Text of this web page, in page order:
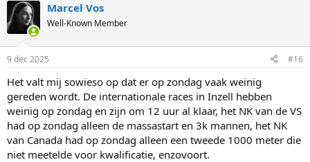
c
t
s
Marcel Vos
Well-Known Member
9 dec 2025 #16
Het valt mij sowieso op dat er op zondag vaak weinig
gereden wordt. De internationale races in Inzell hebben
weinig op zondag en zijn om 12 uur al klaar, het NK van de VS
had op zondag alleen de massastart en 3k mannen, het NK
van Canada had op zondag alleen een tweede 1000 meter die
niet meetelde voor kwalificatie, enzovoort.